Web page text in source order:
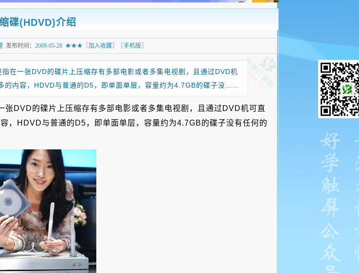
碟(HDVD)介绍
发布时间： 2009-05-28 ★★★ 〖加入收藏〗〖手机版 〗
在一张DVD的碟片上压缩存有多部电影或者多集电视剧，且通过DVD机
的内容，HDVD与普通的D5，即单面单层，容量约为4.7GB的碟子没……
DVD的碟片上压缩存有多部电影或者多集电视剧，且通过DVD机可直
，HDVD与普通的D5，即单面单层，容量约为4.7GB的碟子没有任何的